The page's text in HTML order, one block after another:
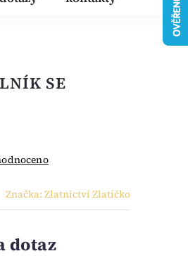
SE
Značka: Zlatnictví Zlatíčko
dotaz